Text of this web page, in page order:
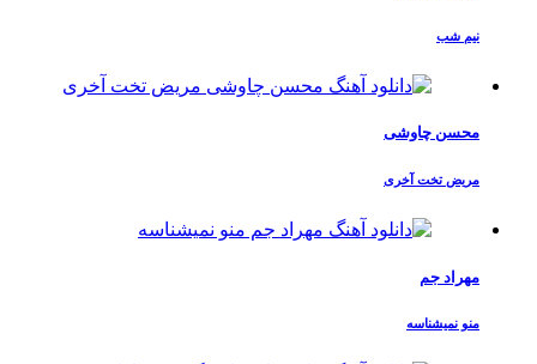
نیم شب
محسن چاوشی
مریض تخت آخری
مهراد جم
منو نمیشناسه